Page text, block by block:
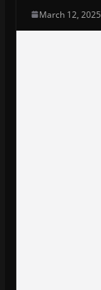
March 12, 2025